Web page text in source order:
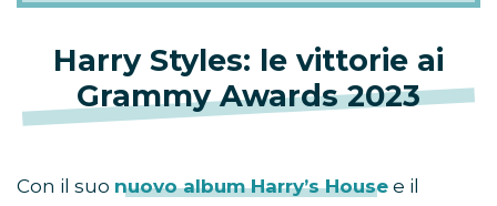
Harry Styles: le vittorie ai
Grammy Awards 2023
Con il suo nuovo album Harry’s House e il